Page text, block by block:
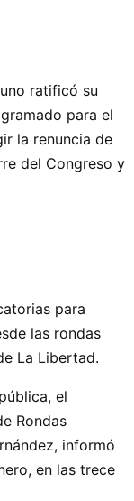
ratificó su
para el
la renuncia de
del Congreso y
para
las rondas
La Libertad.
el
Rondas
informó
en las trece